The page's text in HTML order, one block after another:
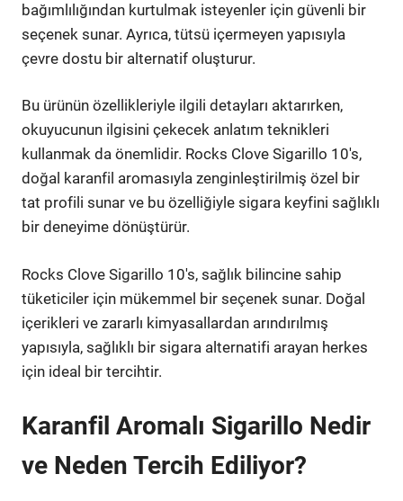
bağımlılığından kurtulmak isteyenler için güvenli bir
seçenek sunar. Ayrıca, tütsü içermeyen yapısıyla
çevre dostu bir alternatif oluşturur.
Bu ürünün özellikleriyle ilgili detayları aktarırken,
okuyucunun ilgisini çekecek anlatım teknikleri
kullanmak da önemlidir. Rocks Clove Sigarillo 10's,
doğal karanfil aromasıyla zenginleştirilmiş özel bir
tat profili sunar ve bu özelliğiyle sigara keyfini sağlıklı
bir deneyime dönüştürür.
Rocks Clove Sigarillo 10's, sağlık bilincine sahip
tüketiciler için mükemmel bir seçenek sunar. Doğal
içerikleri ve zararlı kimyasallardan arındırılmış
yapısıyla, sağlıklı bir sigara alternatifi arayan herkes
için ideal bir tercihtir.
Karanfil Aromalı Sigarillo Nedir
ve Neden Tercih Ediliyor?